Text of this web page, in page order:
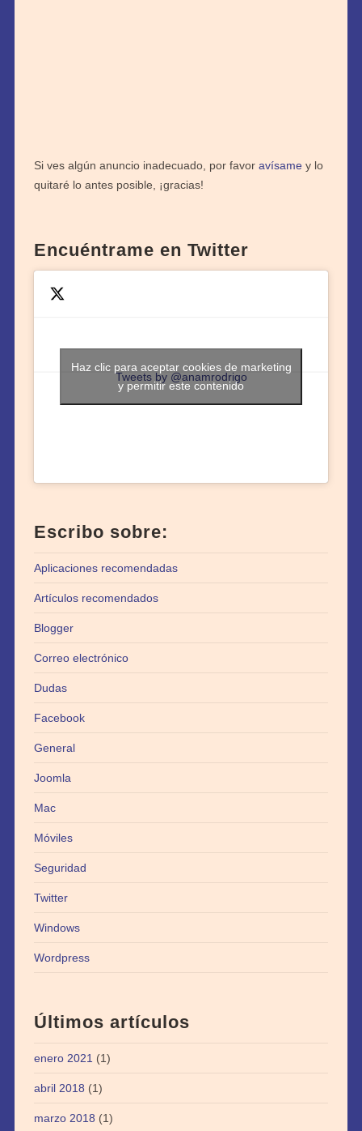
Si ves algún anuncio inadecuado, por favor avísamey lo
quitaré lo antes posible, ¡gracias!
Encuéntrame en Twitter
Tweets by @anamrodrigo
Haz clic para aceptar cookies de marketing
y permitir este contenido
Escribo sobre:
Aplicaciones recomendadas
Artículos recomendados
Blogger
Correo electrónico
Dudas
Facebook
General
Joomla
Mac
Móviles
Seguridad
Twitter
Windows
Wordpress
Últimos artículos
enero 2021 (1)
abril 2018 (1)
marzo 2018 (1)